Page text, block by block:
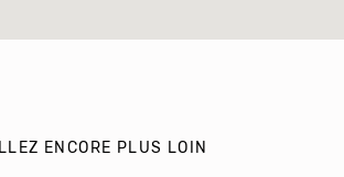
ENCORE PLUS LOIN